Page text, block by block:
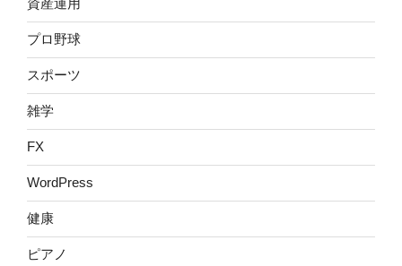
資産運用
プロ野球
スポーツ
雑学
FX
WordPress
健康
ピアノ